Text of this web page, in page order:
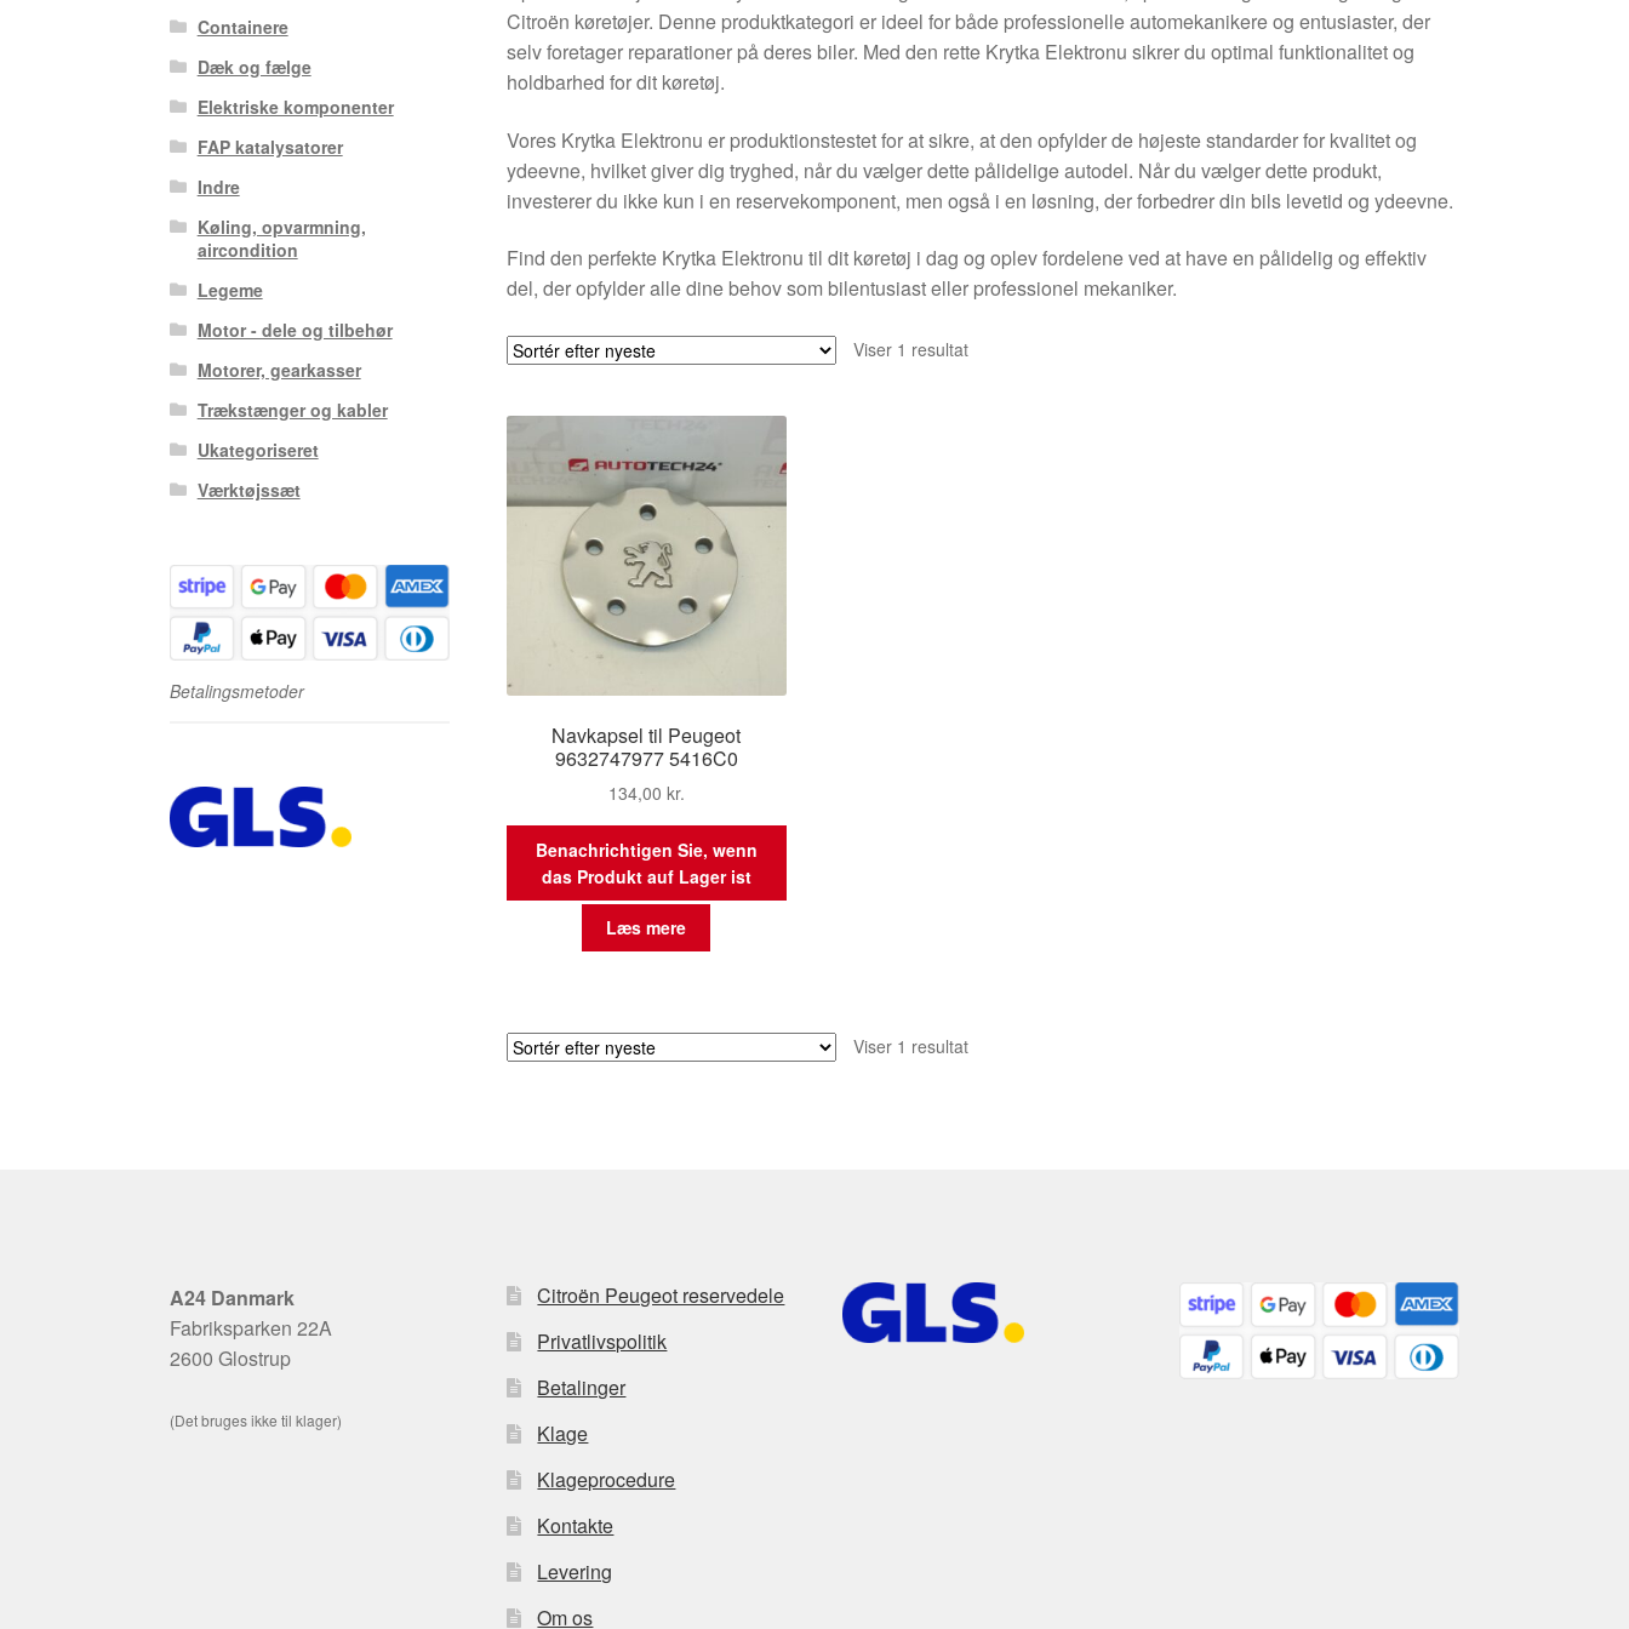
Citroën køretøjer. Denne produktkategori er ideel for både professionelle automekanikere og entusiaster, der
selv foretager reparationer på deres biler. Med den rette Krytka Elektronu sikrer du optimal funktionalitet og
holdbarhed for dit køretøj.
Vores Krytka Elektronu er produktionstestet for at sikre, at den opfylder de højeste standarder for kvalitet og
ydeevne, hvilket giver dig tryghed, når du vælger dette pålidelige autodel. Når du vælger dette produkt,
investerer du ikke kun i en reservekomponent, men også i en løsning, der forbedrer din bils levetid og ydeevne.
Find den perfekte Krytka Elektronu til dit køretøj i dag og oplev fordelene ved at have en pålidelig og effektiv
del, der opfylder alle dine behov som bilentusiast eller professionel mekaniker.
Viser 1 resultat
Navkapsel til Peugeot
9632747977 5416C0
134,00 kr.
Benachrichtigen Sie, wenn
das Produkt auf Lager ist
Læs mere
Viser 1 resultat
Containere
Dæk og fælge
Elektriske komponenter
FAP katalysatorer
Indre
Køling, opvarmning,
aircondition
Legeme
Motor - dele og tilbehør
Motorer, gearkasser
Trækstænger og kabler
Ukategoriseret
Værktøjssæt
Betalingsmetoder
A24 Danmark
Fabriksparken 22A
2600 Glostrup
(Det bruges ikke til klager)
Citroën Peugeot reservedele
Privatlivspolitik
Betalinger
Klage
Klageprocedure
Kontakte
Levering
Om os